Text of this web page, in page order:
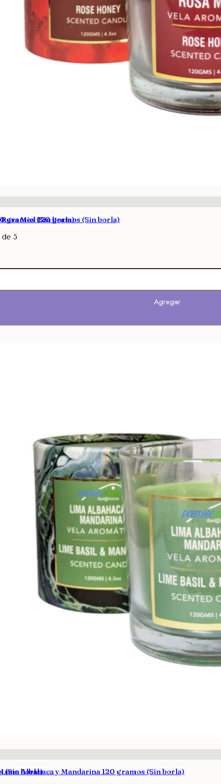
gramos (Sin borla)
Miel 120 gramos (Sin borla)
5
Agregar
(Sin borla)
Albahaca y Mandarina 120 gramos (Sin borla)